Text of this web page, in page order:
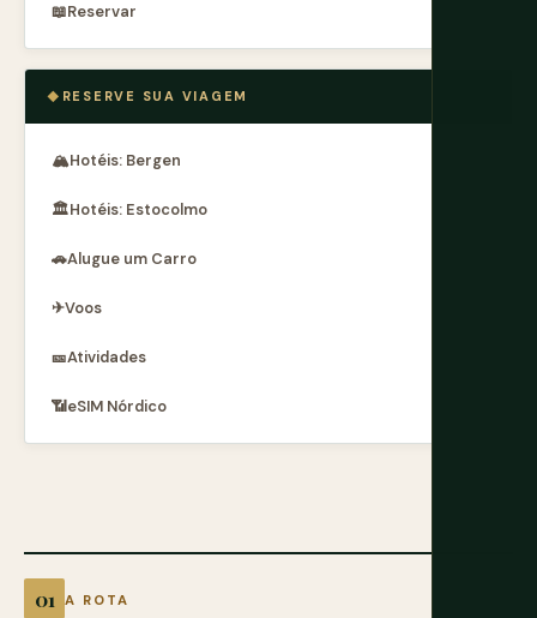
A ROTA
📖Reservar
RESERVE SUA VIAGEM
🏔Hotéis: Bergen
🏛Hotéis: Estocolmo
🚗Alugue um Carro
✈Voos
🎫Atividades
📶eSIM Nórdico